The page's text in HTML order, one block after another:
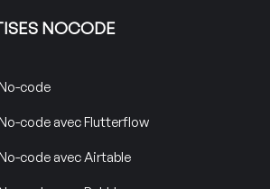
NOCODE
code
code avec Flutterflow
code avec Airtable